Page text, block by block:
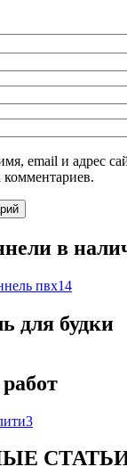
email и адрес
в
для будки